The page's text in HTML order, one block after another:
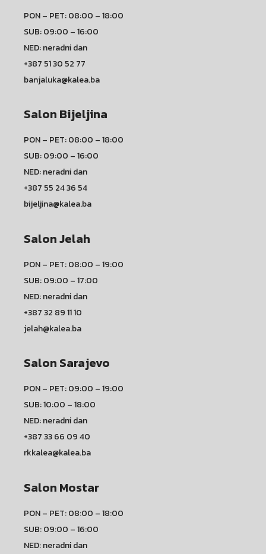
PON – PET: 08:00 – 18:00
SUB: 09:00 – 16:00
NED: neradni dan
+387 51 30 52 77
banjaluka@kalea.ba
Salon Bijeljina
PON – PET: 08:00 – 18:00
SUB: 09:00 – 16:00
NED: neradni dan
+387 55 24 36 54
bijeljina@kalea.ba
Salon Jelah
PON – PET: 08:00 – 19:00
SUB: 09:00 – 17:00
NED: neradni dan
+387 32 89 11 10
jelah@kalea.ba
Salon Sarajevo
PON – PET: 09:00 – 19:00
SUB: 10:00 – 18:00
NED: neradni dan
+387 33 66 09 40
rkkalea@kalea.ba
Salon Mostar
PON – PET: 08:00 – 18:00
SUB: 09:00 – 16:00
NED: neradni dan